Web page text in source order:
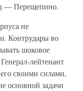
— Перещепино.
не
Контрудары во
шоковое
лейтенант
своими силами,
основной задачи